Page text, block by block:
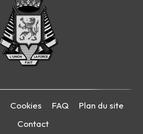
Cookies FAQ
Plan du site
Contact